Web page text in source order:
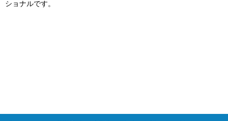
ショナルです。